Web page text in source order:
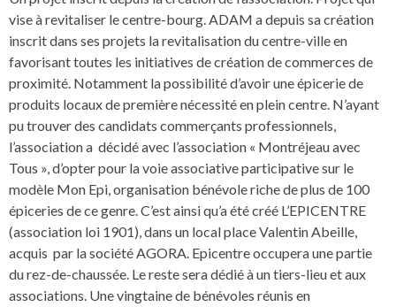
vise à revitaliser le centre-bourg. ADAM a depuis sa création
inscrit dans ses projets la revitalisation du centre-ville en
favorisant toutes les initiatives de création de commerces de
proximité. Notamment la possibilité d’avoir une épicerie de
produits locaux de première nécessité en plein centre. N’ayant
pu trouver des candidats commerçants professionnels,
l’association a décidé avec l’association « Montréjeau avec
Tous », d’opter pour la voie associative participative sur le
modèle Mon Epi, organisation bénévole riche de plus de 100
épiceries de ce genre. C’est ainsi qu’a été créé L’EPICENTRE
(association loi 1901), dans un local place Valentin Abeille,
acquis par la société AGORA. Epicentre occupera une partie
du rez-de-chaussée. Le reste sera dédié à un tiers-lieu et aux
associations. Une vingtaine de bénévoles réunis en